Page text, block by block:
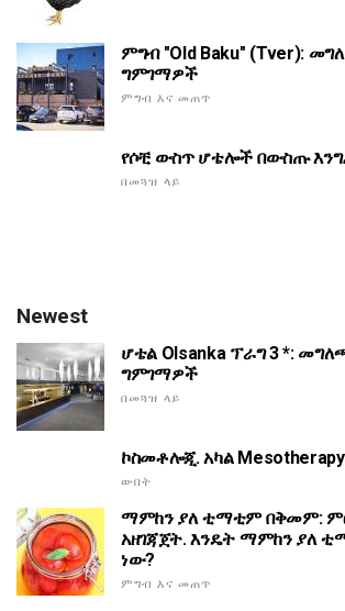
ምግብ "Old Baku" (Tver):
ግምገማዎች
ምግብ እና መጠጥ
የሶቺ ውስጥ ሆቴሎች በውስጡ
በመጓዝ ላይ
Newest
ሆቴል Olsanka ፕራግ 3 *:
ግምገማዎች
በመጓዝ ላይ
ኮስመቶሎጂ. አካል
ውበት
ማምከን ያለ ቲማቲም በቅመም:
አዘገጃጀት. እንዴት ማምከን ያለ
ነው?
ምግብ እና መጠጥ